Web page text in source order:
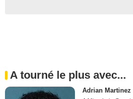
A tourné le plus avec...
Adrian Martinez